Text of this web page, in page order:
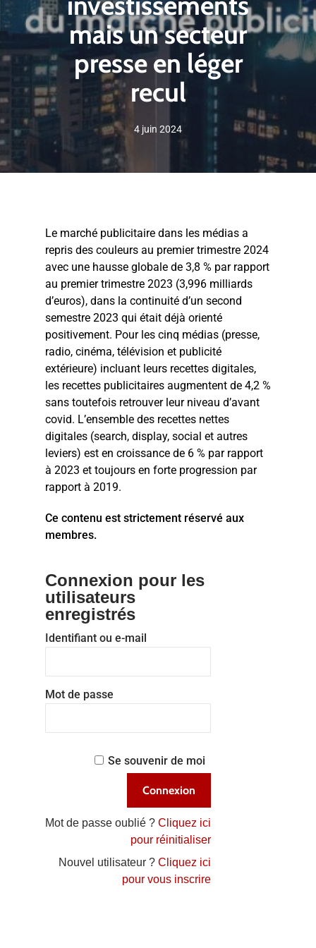
mais un secteur
presse en léger
recul
4 juin 2024
Le marché publicitaire dans les médias a
repris des couleurs au premier trimestre 2024
avec une hausse globale de 3,8 % par rapport
au premier trimestre 2023 (3,996 milliards
d’euros), dans la continuité d’un second
semestre 2023 qui était déjà orienté
positivement. Pour les cinq médias (presse,
radio, cinéma, télévision et publicité
extérieure) incluant leurs recettes digitales,
les recettes publicitaires augmentent de 4,2 %
sans toutefois retrouver leur niveau d’avant
covid. L’ensemble des recettes nettes
digitales (search, display, social et autres
leviers) est en croissance de 6 % par rapport
à 2023 et toujours en forte progression par
rapport à 2019.
Ce contenu est strictement réservé aux
membres.
Connexion pour les
utilisateurs
enregistrés
Identifiant ou e-mail
Mot de passe
Se souvenir de moi
Mot de passe oublié ?Cliquez ici
pour réinitialiser
Nouvel utilisateur ?Cliquez ici
pour vous inscrire